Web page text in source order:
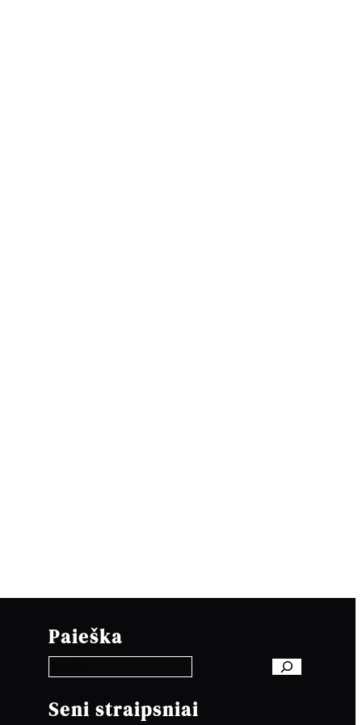
Paieška
e
a
c
h
Seni straipsniai